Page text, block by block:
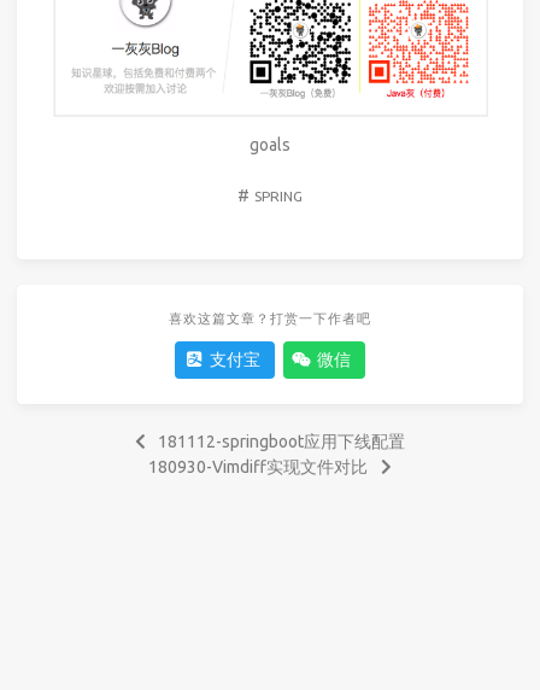
goals
# SPRING
喜欢这篇文章？打赏一下作者吧
支付宝 微信
181112-springboot应用下线配置
180930-Vimdiff实现文件对比